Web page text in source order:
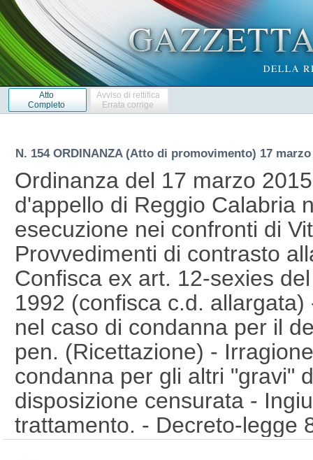
Atto
Completo
Avviso di rettifica
Errata corrige
N. 154 ORDINANZA (Atto di promovimento) 17 marzo
Ordinanza del 17 marzo
d'appello di Reggio Calabria
esecuzione nei confronti di
Provvedimenti di contrasto
Confisca ex art. 12-sexies
1992 (confisca c.d.
nel caso di condanna per il
pen. (Ricettazione) -
condanna per gli altri "gravi"
disposizione censurata -
trattamento. - Decreto-legge